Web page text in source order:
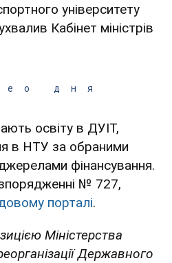
університету
Кабінет міністрів
дня
освіту в ДУІТ,
в НТУ за обраними
фінансування.
№ 727,
порталі.
Міністерства
Державного